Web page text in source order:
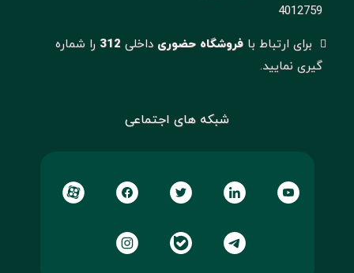
4012759
برای ارتباط با فروشگاه حضوریداخلی 312 را شماره
گیری نمایید.
شبکه های اجتماعی